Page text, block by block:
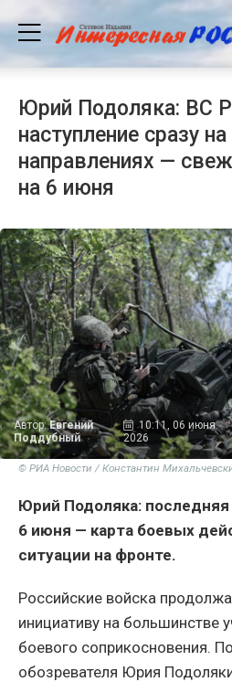
Юрий Подоляка: ВС
наступление сразу
направлениях —
на 6 июня
Автор:Евгений
Поддубный
10:11, 06 июня
2026
© РИА Новости / Константин
Юрий Подоляка:
6 июня — карта боевых
ситуации на фронте.
Российские войска
инициативу на большинстве
боевого соприкосновения.
обозревателя Юрия